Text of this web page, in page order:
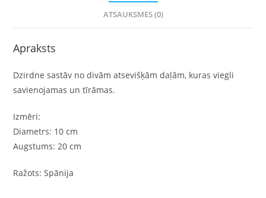
ATSAUKSMES (0)
Apraksts
Dzirdne sastāv no divām atsevišķām daļām, kuras viegli
savienojamas un tīrāmas.
Izmēri:
Diametrs: 10 cm
Augstums: 20 cm
Ražots: Spānija